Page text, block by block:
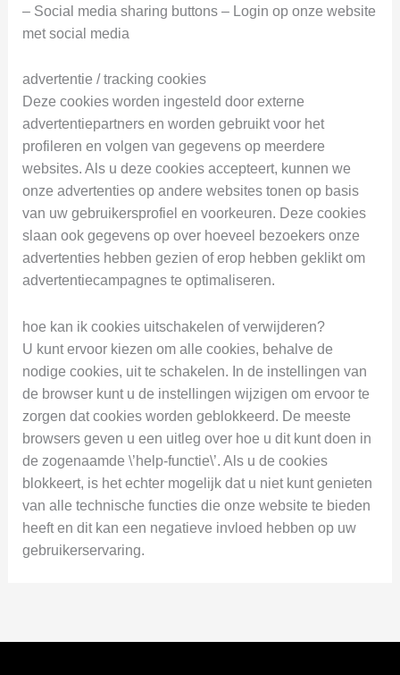
– Social media sharing buttons – Login op onze website
met social media
advertentie / tracking cookies
Deze cookies worden ingesteld door externe
advertentiepartners en worden gebruikt voor het
profileren en volgen van gegevens op meerdere
websites. Als u deze cookies accepteert, kunnen we
onze advertenties op andere websites tonen op basis
van uw gebruikersprofiel en voorkeuren. Deze cookies
slaan ook gegevens op over hoeveel bezoekers onze
advertenties hebben gezien of erop hebben geklikt om
advertentiecampagnes te optimaliseren.
hoe kan ik cookies uitschakelen of verwijderen?
U kunt ervoor kiezen om alle cookies, behalve de
nodige cookies, uit te schakelen. In de instellingen van
de browser kunt u de instellingen wijzigen om ervoor te
zorgen dat cookies worden geblokkeerd. De meeste
browsers geven u een uitleg over hoe u dit kunt doen in
de zogenaamde \’help-functie\’. Als u de cookies
blokkeert, is het echter mogelijk dat u niet kunt genieten
van alle technische functies die onze website te bieden
heeft en dit kan een negatieve invloed hebben op uw
gebruikerservaring.